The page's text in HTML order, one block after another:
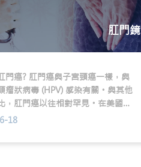
肛門鏡
門癌? 肛門癌與子宮頸癌一樣，與
瘤狀病毒 (HPV) 感染有關。與其他
，肛門癌以往相對罕見。在美國，
斷率卻正在上升 (從 2001年到2015
是愛滋病毒陰性男男同性戀者
18